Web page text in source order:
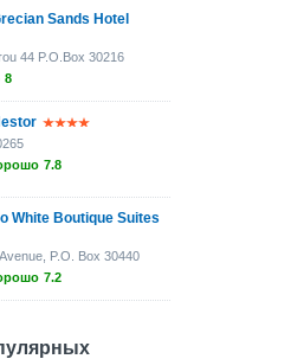
Sands Hotel
44 P.O.Box 30216
8
7.8
White Boutique Suites
P.O. Box 30440
7.2